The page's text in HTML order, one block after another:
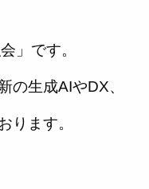
」です。
の生成AIやDX、
ります。